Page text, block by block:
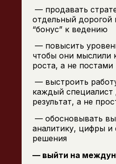
— продавать
отдельный дорогой
“бонус” к ведению
— повысить
чтобы они мыслили
роста, а не постами
— выстроить
каждый специалист
результат, а не
— обосновывать
аналитику, цифры и
решения
— выйти на